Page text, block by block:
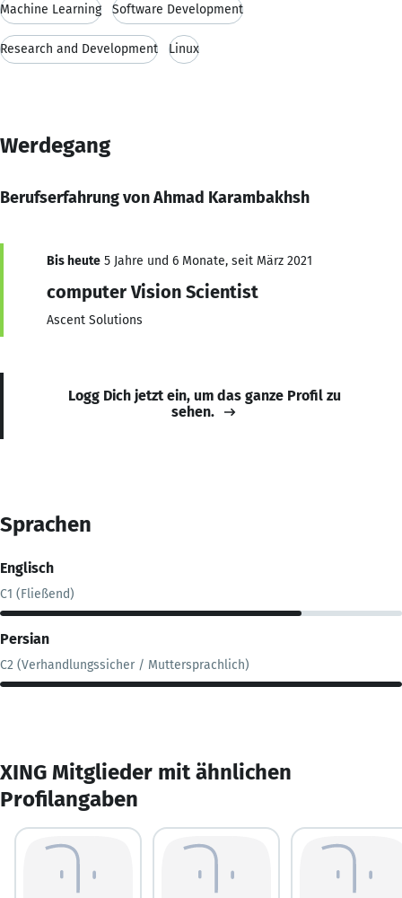
Machine Learning Software Development
Research and Development Linux
Werdegang
Berufserfahrung von Ahmad Karambakhsh
Bis heute 5 Jahre und 6 Monate, seit März 2021
computer Vision Scientist
Ascent Solutions
Logg Dich jetzt ein, um das ganze Profil zu
sehen.
Sprachen
Englisch
C1 (Fließend)
Persian
C2 (Verhandlungssicher / Muttersprachlich)
XING Mitglieder mit ähnlichen
Profilangaben